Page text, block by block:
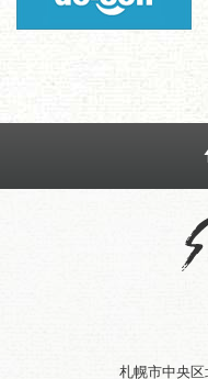
札幌市中央